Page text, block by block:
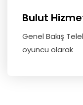
Bulut
Genel Bakış
oyuncu olarak